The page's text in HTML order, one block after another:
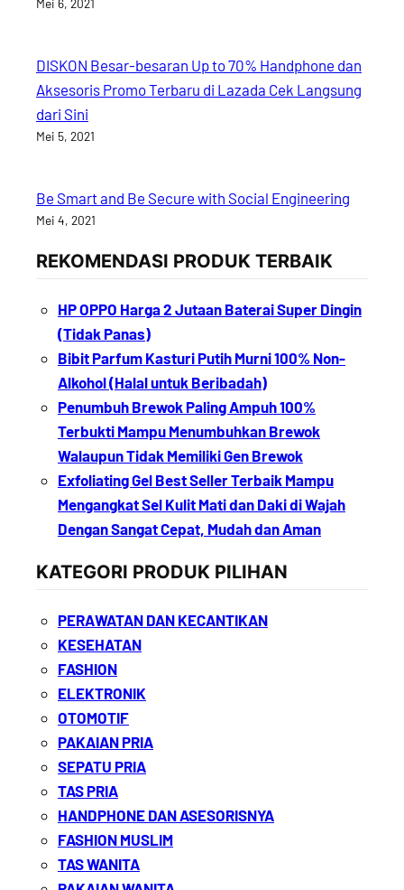
Mei 6, 2021
DISKON Besar-besaran Up to 70% Handphone dan
Aksesoris Promo Terbaru di Lazada Cek Langsung
dari Sini
Mei 5, 2021
Be Smart and Be Secure with Social Engineering
Mei 4, 2021
REKOMENDASI PRODUK TERBAIK
HP OPPO Harga 2 Jutaan Baterai Super Dingin
(Tidak Panas)
Bibit Parfum Kasturi Putih Murni 100% Non-
Alkohol (Halal untuk Beribadah)
Penumbuh Brewok Paling Ampuh 100%
Terbukti Mampu Menumbuhkan Brewok
Walaupun Tidak Memiliki Gen Brewok
Exfoliating Gel Best Seller Terbaik Mampu
Mengangkat Sel Kulit Mati dan Daki di Wajah
Dengan Sangat Cepat, Mudah dan Aman
KATEGORI PRODUK PILIHAN
PERAWATAN DAN KECANTIKAN
KESEHATAN
FASHION
ELEKTRONIK
OTOMOTIF
PAKAIAN PRIA
SEPATU PRIA
TAS PRIA
HANDPHONE DAN ASESORISNYA
FASHION MUSLIM
TAS WANITA